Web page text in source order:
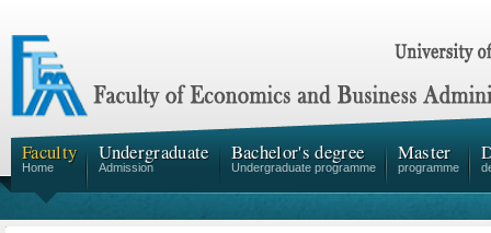
Faculty
Home
Undergraduate
Admission
Bachelor's degree
Undergraduate programme
Master
programme